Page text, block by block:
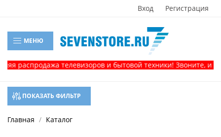
Вход Регистрация
МЕНЮ
телевизоров и бытовой техники! Звоните, и
ПОКАЗАТЬ ФИЛЬТР
Главная Каталог